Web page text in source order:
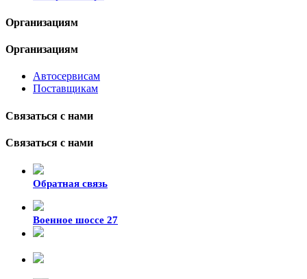
Организациям
Организациям
Автосервисам
Поставщикам
Связаться с нами
Связаться с нами
Обратная связь
Военное шоссе 27